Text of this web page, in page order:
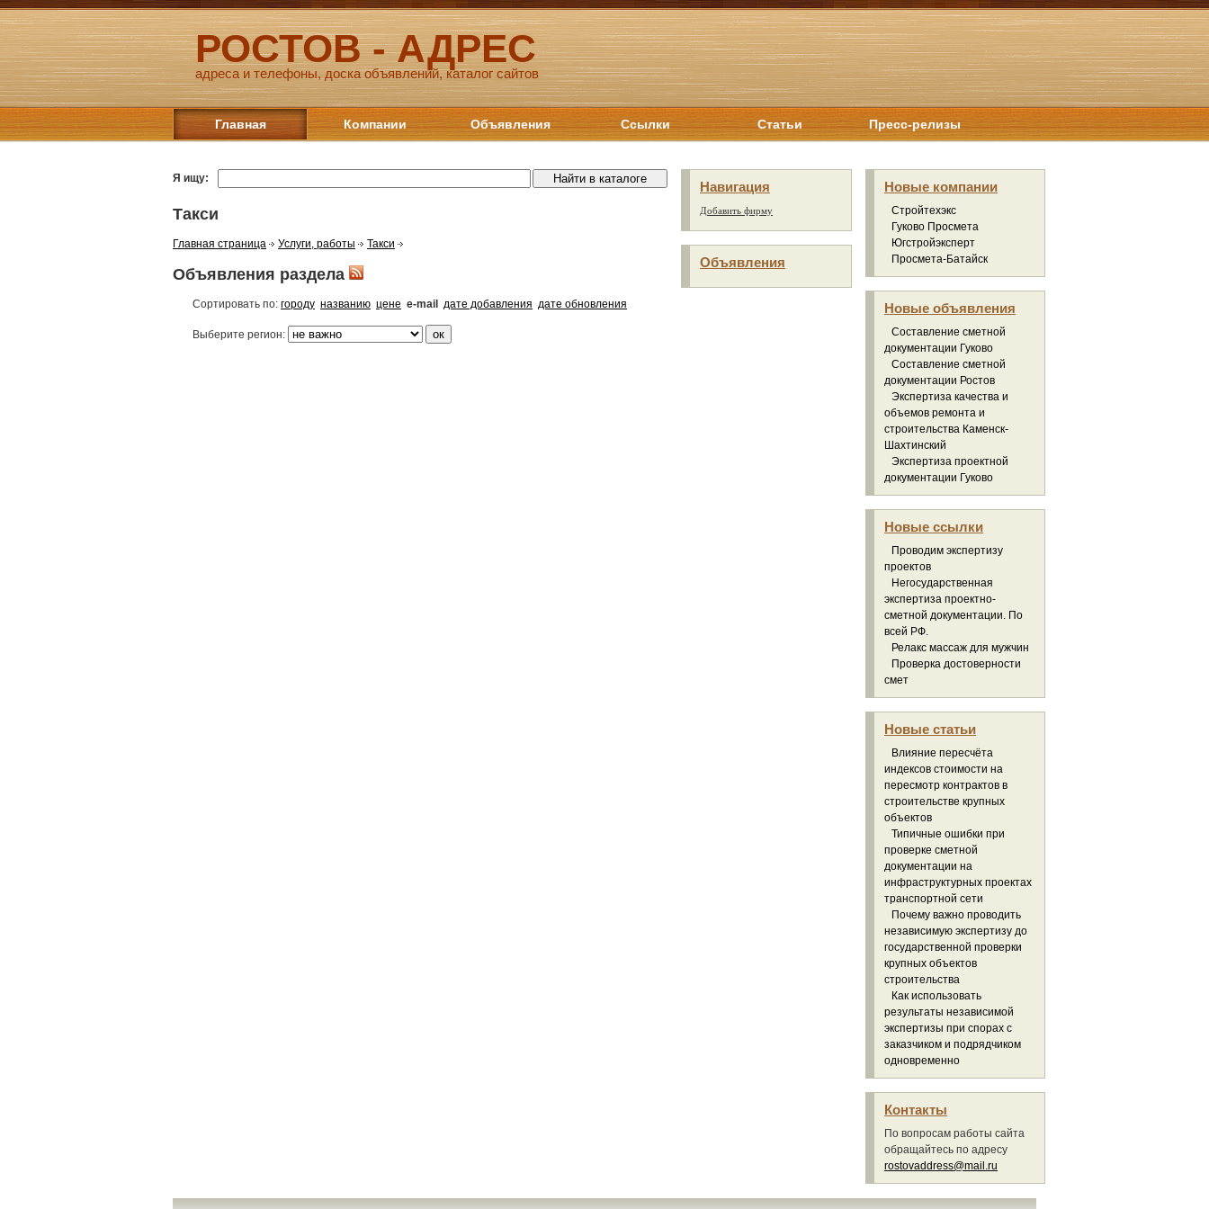
РОСТОВ - АДРЕС
адреса и телефоны, доска объявлений, каталог сайтов
Главная Компании Объявления Ссылки Статьи Пресс-релизы
Я ищу:
Такси
Главная страница Услуги, работы Такси
Объявления раздела
Сортировать по: городу названию цене e-mail дате добавления дате обновления
Выберите регион:
Навигация
Добавить фирму
Объявления
Новые компании
Стройтехэкс
Гуково Просмета
Югстройэксперт
Просмета-Батайск
Новые объявления
Составление сметной
документации Гуково
Составление сметной
документации Ростов
Экспертиза качества и
объемов ремонта и
строительства Каменск-
Шахтинский
Экспертиза проектной
документации Гуково
Новые ссылки
Проводим экспертизу
проектов
Негосударственная
экспертиза проектно-
сметной документации. По
всей РФ.
Релакс массаж для мужчин
Проверка достоверности
смет
Новые статьи
Влияние пересчёта
индексов стоимости на
пересмотр контрактов в
строительстве крупных
объектов
Типичные ошибки при
проверке сметной
документации на
инфраструктурных проектах
транспортной сети
Почему важно проводить
независимую экспертизу до
государственной проверки
крупных объектов
строительства
Как использовать
результаты независимой
экспертизы при спорах с
заказчиком и подрядчиком
одновременно
Контакты
По вопросам работы сайта
обращайтесь по адресу
rostovaddress@mail.ru